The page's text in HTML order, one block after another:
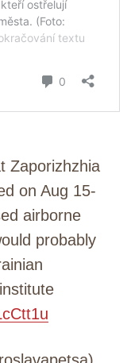
Zaporizhzhia
on Aug 15-
airborne
probably